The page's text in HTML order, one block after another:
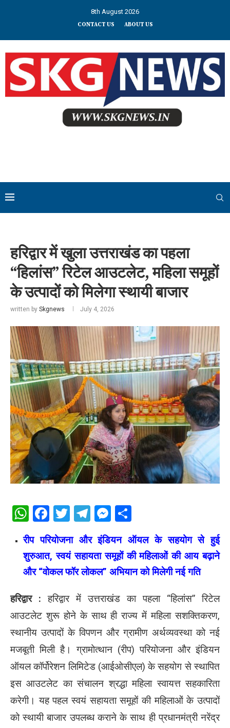
8th August 2026
CONTACT US ABOUT US
हरिद्वार में खुला उत्तराखंड का पहला
“हिलांस” रिटेल आउटलेट, महिला समूहों
के उत्पादों को मिलेगा स्थायी बाजार
written by Skgnews July 4, 2026
WhatsApp
Facebook
Twitter
Telegram
Messenger
रीप परियोजना और इंडियन ऑयल के सहयोग से हुई
शुरुआत, स्वयं सहायता समूहों की महिलाओं की आय बढ़ाने
और “वोकल फॉर लोकल” अभियान को मिलेगी नई गति
हरिद्वार : हरिद्वार में उत्तराखंड का पहला “हिलांस” रिटेल
आउटलेट शुरू होने के साथ ही राज्य में महिला सशक्तिकरण,
स्थानीय उत्पादों के विपणन और ग्रामीण अर्थव्यवस्था को नई
मजबूती मिली है। ग्रामोत्थान (रीप) परियोजना और इंडियन
ऑयल कॉर्पोरेशन लिमिटेड (आईओसीएल) के सहयोग से स्थापित
इस आउटलेट का संचालन श्रद्धा महिला स्वायत्त सहकारिता
करेगी। यह पहल स्वयं सहायता समूहों की महिलाओं के उत्पादों
को स्थायी बाजार उपलब्ध कराने के साथ ही प्रधानमंत्री नरेंद्र